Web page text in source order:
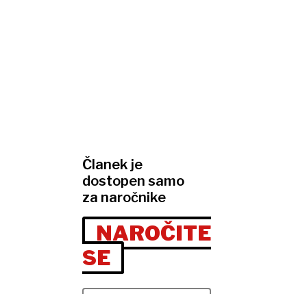
Članek je
dostopen samo
za naročnike
NAROČITE
SE